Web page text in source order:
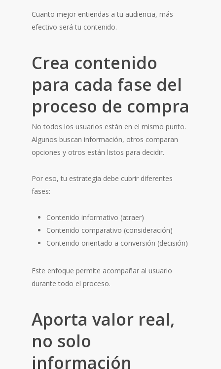
Cuanto mejor entiendas a tu audiencia, más
efectivo será tu contenido.
Crea contenido
para cada fase del
proceso de compra
No todos los usuarios están en el mismo punto.
Algunos buscan información, otros comparan
opciones y otros están listos para decidir.
Por eso, tu estrategia debe cubrir diferentes
fases:
Contenido informativo (atraer)
Contenido comparativo (consideración)
Contenido orientado a conversión (decisión)
Este enfoque permite acompañar al usuario
durante todo el proceso.
Aporta valor real,
no solo
información